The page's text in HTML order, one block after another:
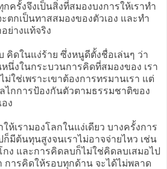
ครั้งจึงเป็นสิ่งที่สมองบงการให้เราทำ
ะตกเป็นทาสสมองของตัวเอง และทำ
ย่างแท้จริง
คิดในแง่ร้าย ซึ่งหนูดีตั้งชื่อเล่นๆ ว่า
หนึ่งในกระบวนการคิดที่สมองของ เรา
ม่ใช่เพราะเขาต้องการทรมานเรา แต่
ไกการป้องกันตัวตามธรรมชาติของ
ง
ห้เรามองโลกในแง่เดียว บางครั้งการ
ก็มีต้นทุนสูงจนเราไม่อาจจ่ายไหว เช่น
ง และการคิดลบก็ไม่ใช่คิดลบเสมอไป
การคิดให้รอบทุกด้าน จะได้ไม่พลาด